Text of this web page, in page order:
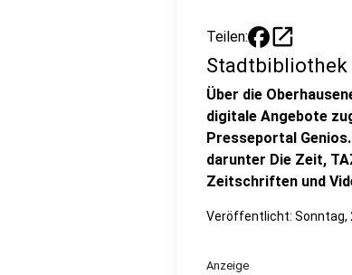
Teilen: open_in_new
Über die
digitale Angebote
Presseportal
darunter Die Zeit,
Zeitschriften und
Veröffentlicht: Sonntag,
Anzeige